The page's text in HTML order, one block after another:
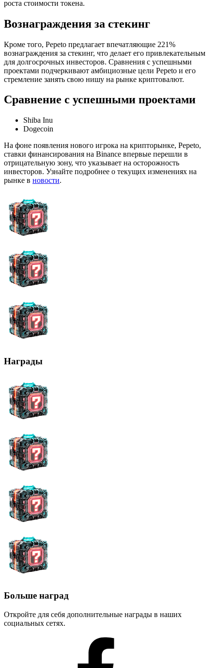
роста стоимости токена.
Вознаграждения за стекинг
Кроме того, Pepeto предлагает впечатляющие 221%
вознаграждения за стекинг, что делает его привлекательным
для долгосрочных инвесторов. Сравнения с успешными
проектами подчеркивают амбициозные цели Pepeto и его
стремление занять свою нишу на рынке криптовалют.
Сравнение с успешными проектами
Shiba Inu
Dogecoin
На фоне появления нового игрока на крипторынке, Pepeto,
ставки финансирования на Binance впервые перешли в
отрицательную зону, что указывает на осторожность
инвесторов. Узнайте подробнее о текущих изменениях на
рынке в новости.
Награды
Больше наград
Откройте для себя дополнительные награды в наших
социальных сетях.